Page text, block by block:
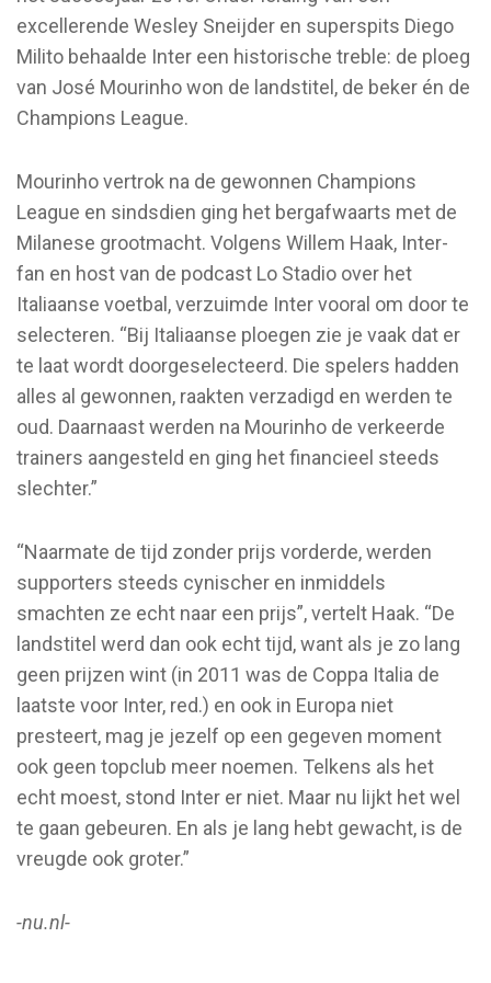
excellerende Wesley Sneijder en superspits Diego
Milito behaalde Inter een historische treble: de ploeg
van José Mourinho won de landstitel, de beker én de
Champions League.
Mourinho vertrok na de gewonnen Champions
League en sindsdien ging het bergafwaarts met de
Milanese grootmacht. Volgens Willem Haak, Inter-
fan en host van de podcast Lo Stadio over het
Italiaanse voetbal, verzuimde Inter vooral om door te
selecteren. “Bij Italiaanse ploegen zie je vaak dat er
te laat wordt doorgeselecteerd. Die spelers hadden
alles al gewonnen, raakten verzadigd en werden te
oud. Daarnaast werden na Mourinho de verkeerde
trainers aangesteld en ging het financieel steeds
slechter.”
“Naarmate de tijd zonder prijs vorderde, werden
supporters steeds cynischer en inmiddels
smachten ze echt naar een prijs”, vertelt Haak. “De
landstitel werd dan ook echt tijd, want als je zo lang
geen prijzen wint (in 2011 was de Coppa Italia de
laatste voor Inter, red.) en ook in Europa niet
presteert, mag je jezelf op een gegeven moment
ook geen topclub meer noemen. Telkens als het
echt moest, stond Inter er niet. Maar nu lijkt het wel
te gaan gebeuren. En als je lang hebt gewacht, is de
vreugde ook groter.”
-nu.nl-